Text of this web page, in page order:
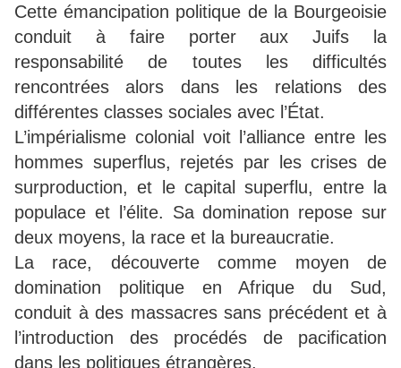
Cette émancipation politique de la Bourgeoisie
conduit à faire porter aux Juifs la
responsabilité de toutes les difficultés
rencontrées alors dans les relations des
différentes classes sociales avec l’État.
L’impérialisme colonial voit l’alliance entre les
hommes superflus, rejetés par les crises de
surproduction, et le capital superflu, entre la
populace et l’élite. Sa domination repose sur
deux moyens, la race et la bureaucratie.
La race, découverte comme moyen de
domination politique en Afrique du Sud,
conduit à des massacres sans précédent et à
l’introduction des procédés de pacification
dans les politiques étrangères.